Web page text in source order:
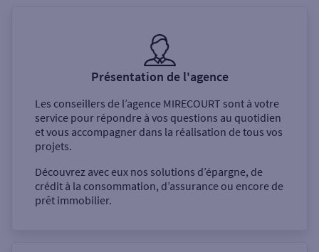
Présentation de l'agence
Les conseillers de l’agence MIRECOURT sont à votre
service pour répondre à vos questions au quotidien
et vous accompagner dans la réalisation de tous vos
projets.
Découvrez avec eux nos solutions d’épargne, de
crédit à la consommation, d’assurance ou encore de
prêt immobilier.